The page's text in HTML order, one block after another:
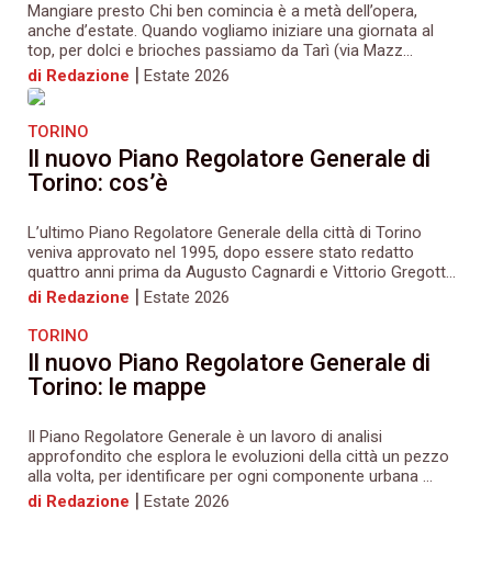
Mangiare presto Chi ben comincia è a metà dell’opera,
anche d’estate. Quando vogliamo iniziare una giornata al
top, per dolci e brioches passiamo da Tarì (via Mazz...
di Redazione | Estate 2026
TORINO
Il nuovo Piano Regolatore Generale di
Torino: cos’è
L’ultimo Piano Regolatore Generale della città di Torino
veniva approvato nel 1995, dopo essere stato redatto
quattro anni prima da Augusto Cagnardi e Vittorio Gregott...
di Redazione | Estate 2026
TORINO
Il nuovo Piano Regolatore Generale di
Torino: le mappe
Il Piano Regolatore Generale è un lavoro di analisi
approfondito che esplora le evoluzioni della città un pezzo
alla volta, per identificare per ogni componente urbana ...
di Redazione | Estate 2026